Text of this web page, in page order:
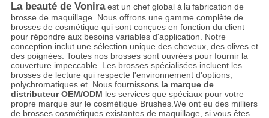
La beauté de Voniraest un chef global àlafabrication de
brosse de maquillage. Nous offrons une gamme complète de
brosses de cosmétique qui sont conçues en fonction du client
pour répondre aux besoins variables d'application. Notre
conception inclut une sélection unique des cheveux, des olives et
des poignées. Toutes nos brosses sont ouvrées pour fournir la
couverture impeccable. Les brosses spécialisées incluent les
brosses de lecture qui respecte l'environnement d'options,
polychromatiques et. Nous fournissons la marque de
distributeur OEM/ODM les services que spéciaux pour votre
propre marque sur le cosmétique Brushes.We ont eu des milliers
de brosses cosmétiques existantes de maquillage, si vous êtes